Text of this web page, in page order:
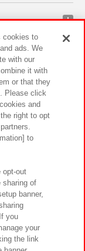
トポリシー
方針と検証結果
・お問い合わせ
cookies to
ads. We
with our
it with
or that they
Please click
and
right to opt
to
opt-out
sharing of
banner,
you
your
the link